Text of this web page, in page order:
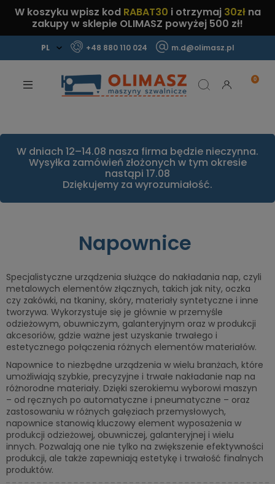
W koszyku wpisz kod RABAT30 i otrzymaj 30złna
zakupy w sklepie OLIMASZ powyżej 500 zł!
+48 880 110 024 m.d@olimasz.pl
Sprawdź!
W dniach 12–14.08 nasza firma będzie nieczynna.
Wysyłka zamówień złożonych w tym okresie
nastąpi 17.08
Dziękujemy za wyrozumiałość.
Napownice
Specjalistyczne urządzenia służące do nakładania nap, czyli
metalowych elementów złącznych, takich jak nity, oczka
czy zakówki, na tkaniny, skóry, materiały syntetyczne i inne
tworzywa. Wykorzystuje się je głównie w przemyśle
odzieżowym, obuwniczym, galanteryjnym oraz w produkcji
akcesoriów, gdzie ważne jest uzyskanie trwałego i
estetycznego połączenia różnych elementów materiałów.
Napownice to niezbędne urządzenia w wielu branżach, które
umożliwiają szybkie, precyzyjne i trwałe nakładanie nap na
różnorodne materiały. Dzięki szerokiemu wyborowi maszyn
– od ręcznych po automatyczne i pneumatyczne – oraz
zastosowaniu w różnych gałęziach przemysłowych,
napownice stanowią kluczowy element wyposażenia w
produkcji odzieżowej, obuwniczej, galanteryjnej i wielu
innych. Pozwalają one nie tylko na zwiększenie efektywności
produkcji, ale także zapewniają estetykę i trwałość finalnych
produktów.